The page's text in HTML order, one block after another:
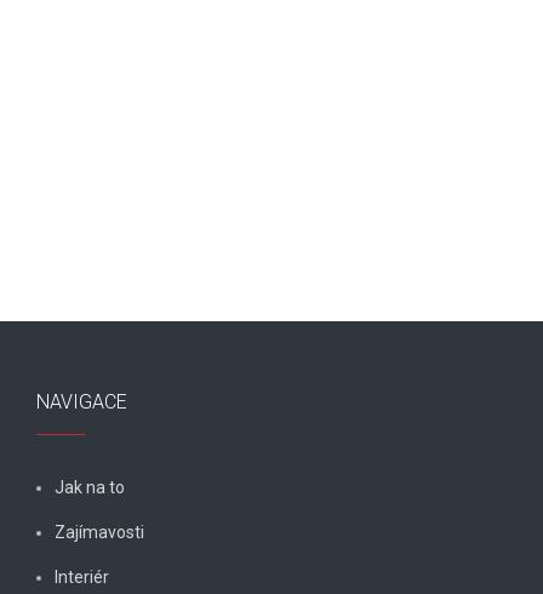
NAVIGACE
Jak na to
Zajímavosti
Interiér